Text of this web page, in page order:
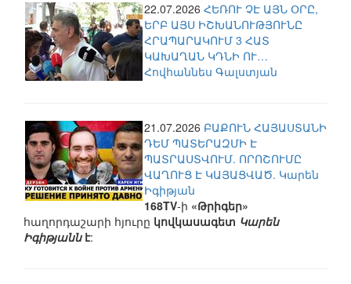
22.07.2026 ՀԵՌՈՒ ՉԷ ԱՅՆ ՕՐԸ,
ԵՐԲ ԱՅՍ ԻՇԽԱՆՈՒԹՅՈՒՆԸ
ՀՐԱՊԱՐԱԿՈՒՄ 3 ՀԱՏ
ԿԱԽԱՂԱՆ ԿԴՆԻ ՈՒ…
Հովհաննես Գալստյան
21.07.2026 ԲԱՔՈՒՆ ՀԱՅԱՍՏԱՆԻ
ԴԵՄ ՊԱՏԵՐԱԶՄԻ Է
ՊԱՏՐԱՍՏՎՈՒՄ. ՈՐՈՇՈՒՄԸ
ՎԱՂՈՒՑ Է ԿԱՅԱՑՎԱԾ. Կարեն
Իգիթյան
168TV-ի «Թրիգեր»
հաղորդաշարի հյուրը կովկասագետ Կարեն
Իգիթյաննէ: